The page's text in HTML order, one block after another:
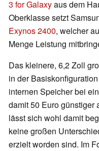
3 for Galaxyaus dem
Oberklasse setzt
Exynos 2400, welcher
Menge Leistung
Das kleinere, 6,2 Zoll
in der
internen Speicher bei
damit 50 Euro günstiger
lässt sich wohl damit
keine großen
erzielt worden sind. Im